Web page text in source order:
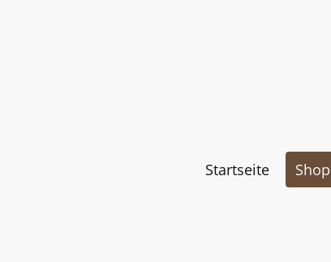
Startseite Shop